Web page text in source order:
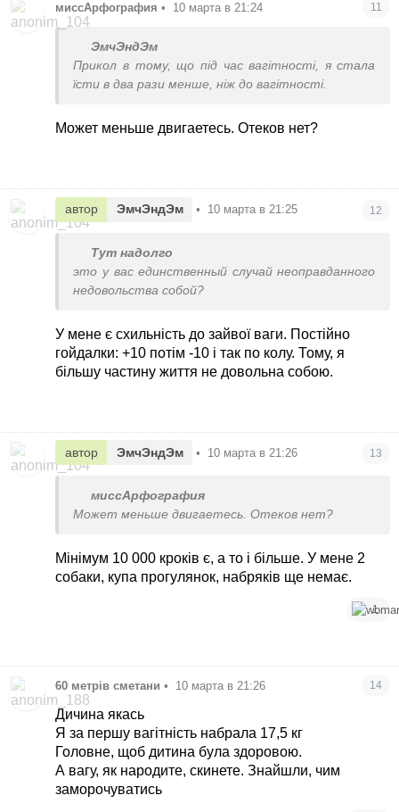
миссАрфография • 10 марта в 21:24 11
ЭмчЭндЭм
Прикол в тому, що під час вагітності, я стала
їсти в два рази менше, ніж до вагітності.
Может меньше двигаетесь. Отеков нет?
автор ЭмчЭндЭм • 10 марта в 21:25 12
Тут надолго
это у вас единственный случай неоправданного
недовольства собой?
У мене є схильність до зайвої ваги. Постійно
гойдалки: +10 потім -10 і так по колу. Тому, я
більшу частину життя не довольна собою.
автор ЭмчЭндЭм • 10 марта в 21:26 13
миссАрфография
Может меньше двигаетесь. Отеков нет?
Мінімум 10 000 кроків є, а то і більше. У мене 2
собаки, купа прогулянок, набряків ще немає.
1
60 метрів сметани • 10 марта в 21:26 14
Дичина якась
Я за першу вагітність набрала 17,5 кг
Головне, щоб дитина була здоровою.
А вагу, як народите, скинете. Знайшли, чим
заморочуватись